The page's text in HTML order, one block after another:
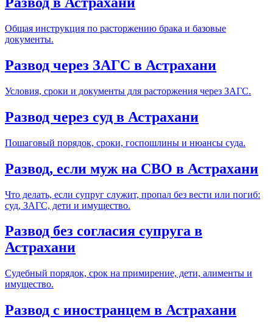
Общая инструкция по расторжению брака и базовые
документы.
Развод через ЗАГС в Астрахани
Условия, сроки и документы для расторжения через ЗАГС.
Развод через суд в Астрахани
Пошаговый порядок, сроки, госпошлины и нюансы суда.
Развод, если муж на СВО в Астрахани
Что делать, если супруг служит, пропал без вести или погиб:
суд, ЗАГС, дети и имущество.
Развод без согласия супруга в
Астрахани
Судебный порядок, срок на примирение, дети, алименты и
имущество.
Развод с иностранцем в Астрахани